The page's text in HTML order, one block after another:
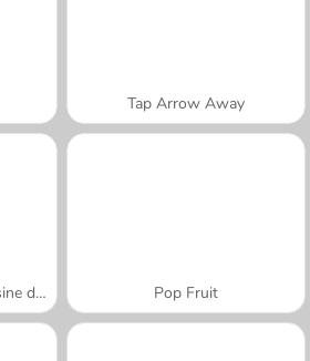
Tap Arrow Away
Tarte Tatin : École de cuisine de Sara Pop Fruit